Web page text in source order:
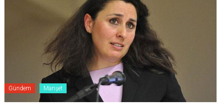
Gündem Manşet